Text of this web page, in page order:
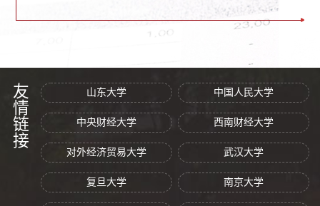
友情链接 山东大学 中国人民大学
中央财经大学 西南财经大学
对外经济贸易大学 武汉大学
复旦大学 南京大学